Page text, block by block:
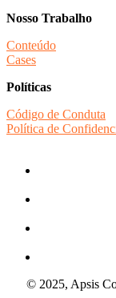
Nosso Trabalho
Conteúdo
Cases
Políticas
Código de Conduta
Política de
© 2025, Apsis